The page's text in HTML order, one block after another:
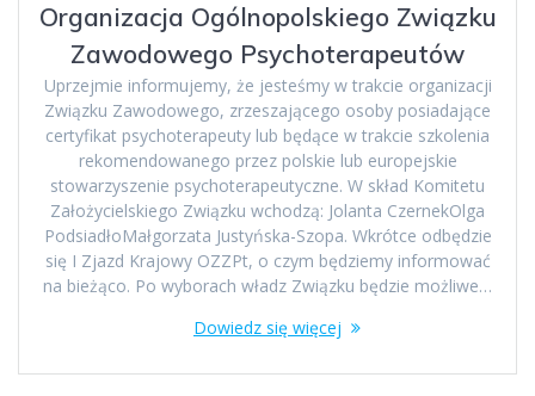
Organizacja Ogólnopolskiego Związku
Zawodowego Psychoterapeutów
Uprzejmie informujemy, że jesteśmy w trakcie organizacji
Związku Zawodowego, zrzeszającego osoby posiadające
certyfikat psychoterapeuty lub będące w trakcie szkolenia
rekomendowanego przez polskie lub europejskie
stowarzyszenie psychoterapeutyczne. W skład Komitetu
Założycielskiego Związku wchodzą: Jolanta CzernekOlga
PodsiadłoMałgorzata Justyńska-Szopa. Wkrótce odbędzie
się I Zjazd Krajowy OZZPt, o czym będziemy informować
na bieżąco. Po wyborach władz Związku będzie możliwe…
Dowiedz się więcej